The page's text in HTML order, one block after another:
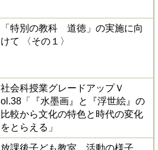
「特別の教科 道徳」の実施に向
けて 〈その１〉
社会科授業グレードアップＶ
ol.38「『水墨画』と『浮世絵』の
比較から文化の特色と時代の変化
をとらえる」
放課後子ども教室 活動の様子